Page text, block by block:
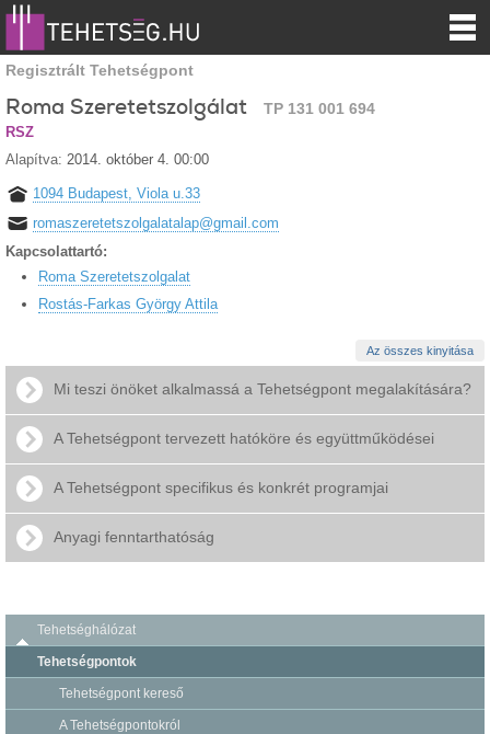
Regisztrált Tehetségpont
Roma Szeretetszolgálat TP 131 001 694
RSZ
Alapítva: 2014. október 4. 00:00
1094 Budapest, Viola u.33
romaszeretetszolgalatalap@gmail.com
Kapcsolattartó:
Roma Szeretetszolgalat
Rostás-Farkas György Attila
Az összes kinyitása
Mi teszi önöket alkalmassá a Tehetségpont megalakítására?
A Tehetségpont tervezett hatóköre és együttműködései
A Tehetségpont specifikus és konkrét programjai
Anyagi fenntarthatóság
Tehetséghálózat
Tehetségpontok
Tehetségpont kereső
A Tehetségpontokról